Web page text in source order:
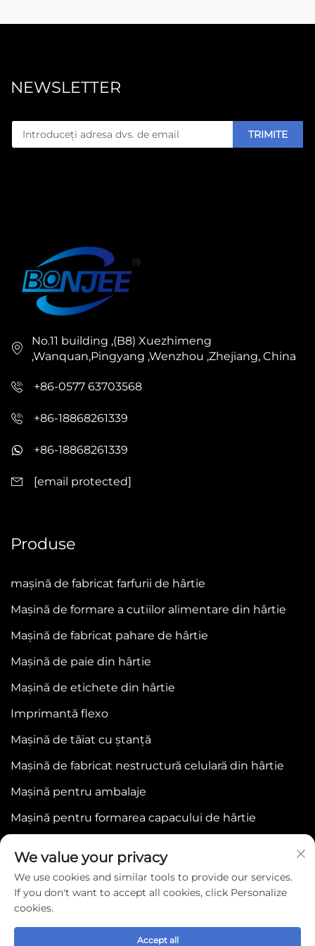
NEWSLETTER
TRIMITE
No.11 building ,(B8) Xuezhimeng
,Wanquan,Pingyang ,Wenzhou ,Zhejiang, China
+86-0577 63703568
+86-18868261339
+86-18868261339
[email protected]
Produse
mașină de fabricat farfurii de hârtie
Mașină de formare a cutiilor alimentare din hârtie
Mașină de fabricat pahare de hârtie
Mașină de paie din hârtie
Mașină de etichete din hârtie
Imprimantă flexo
Mașină de tăiat cu ștanță
Mașină de fabricat nestructură celulară din hârtie
Mașină pentru ambalaje
Mașină pentru formarea capacului de hârtie
Politica de confidențialitate
We value your privacy
We use cookies and similar tools to provide our services.
If you don't want to accept all cookies, click Personalize
cookies.
Accept all